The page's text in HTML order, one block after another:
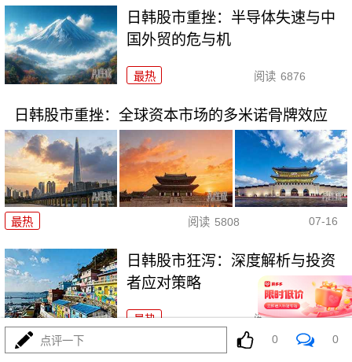
日韩股市重挫：半导体失速与中
国外贸的危与机
最热 阅读 6876
日韩股市重挫：全球资本市场的多米诺骨牌效应
最热 阅读 5808 07-16
日韩股市狂泻：深度解析与投资
者应对策略
最热 阅读 5353
日韩股市开盘双双重挫，多重利空共振引发恐慌
点评一下 0 0